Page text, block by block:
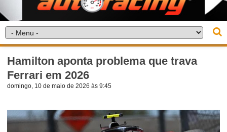
Hamilton aponta problema que trava
Ferrari em 2026
domingo, 10 de maio de 2026 às 9:45